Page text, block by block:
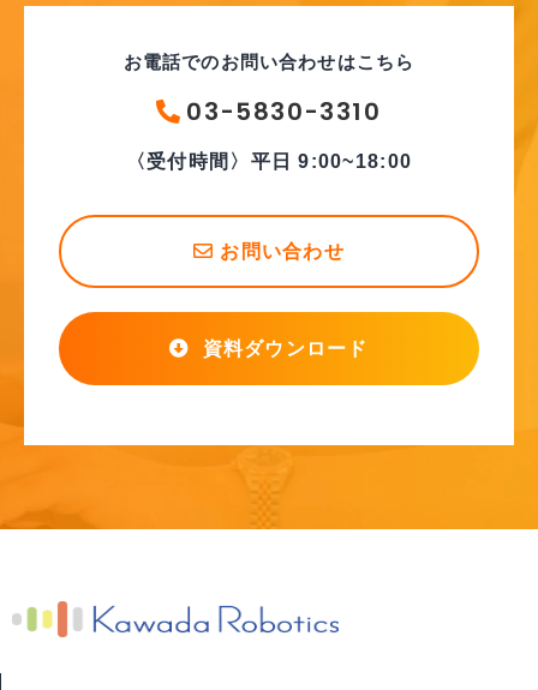
お電話でのお問い合わせはこちら
03-5830-3310
〈受付時間〉平日 9:00~18:00
お問い合わせ
資料ダウンロード